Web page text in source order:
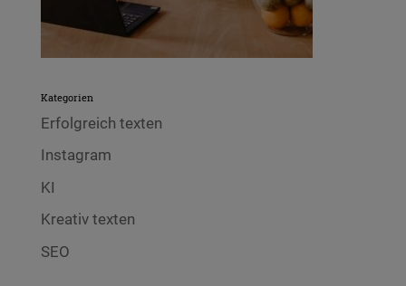
Kategorien
Erfolgreich texten
Instagram
KI
Kreativ texten
SEO